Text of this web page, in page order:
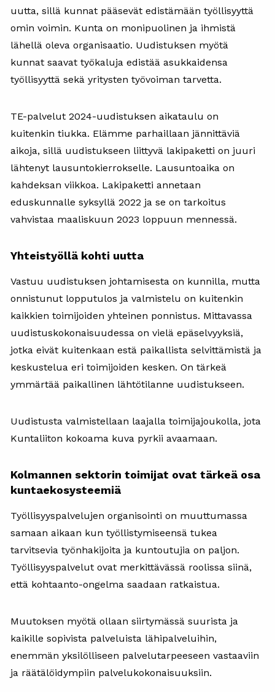
uutta, sillä kunnat pääsevät edistämään työllisyyttä
omin voimin. Kunta on monipuolinen ja ihmistä
lähellä oleva organisaatio. Uudistuksen myötä
kunnat saavat työkaluja edistää asukkaidensa
työllisyyttä sekä yritysten työvoiman tarvetta.
TE-palvelut 2024-uudistuksen aikataulu on
kuitenkin tiukka. Elämme parhaillaan jännittäviä
aikoja, sillä uudistukseen liittyvä lakipaketti on juuri
lähtenyt lausuntokierrokselle. Lausuntoaika on
kahdeksan viikkoa. Lakipaketti annetaan
eduskunnalle syksyllä 2022 ja se on tarkoitus
vahvistaa maaliskuun 2023 loppuun mennessä.
Yhteistyöllä kohti uutta
Vastuu uudistuksen johtamisesta on kunnilla, mutta
onnistunut lopputulos ja valmistelu on kuitenkin
kaikkien toimijoiden yhteinen ponnistus. Mittavassa
uudistuskokonaisuudessa on vielä epäselvyyksiä,
jotka eivät kuitenkaan estä paikallista selvittämistä ja
keskustelua eri toimijoiden kesken. On tärkeä
ymmärtää paikallinen lähtötilanne uudistukseen.
Uudistusta valmistellaan laajalla toimijajoukolla, jota
Kuntaliiton kokoama kuva pyrkii avaamaan.
Kolmannen sektorin toimijat ovat tärkeä osa
kuntaekosysteemiä
Työllisyyspalvelujen organisointi on muuttumassa
samaan aikaan kun työllistymiseensä tukea
tarvitsevia työnhakijoita ja kuntoutujia on paljon.
Työllisyyspalvelut ovat merkittävässä roolissa siinä,
että kohtaanto-ongelma saadaan ratkaistua.
Muutoksen myötä ollaan siirtymässä suurista ja
kaikille sopivista palveluista lähipalveluihin,
enemmän yksilölliseen palvelutarpeeseen vastaaviin
ja räätälöidympiin palvelukokonaisuuksiin.